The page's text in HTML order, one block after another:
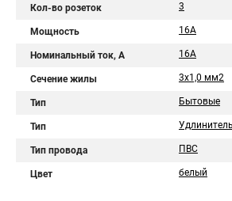
Кол-во розеток 3
Мощность 16А
Номинальный ток, А 16A
Сечение жилы 3х1,0 мм2
Тип Бытовые
Тип Удлинитель
Тип провода ПВС
Цвет белый